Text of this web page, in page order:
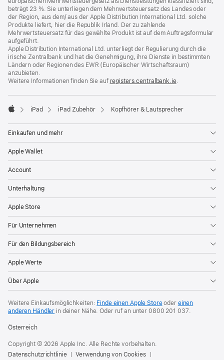
beträgt 23 %. Sie unterliegen dem Mehrwertsteuersatz des Landes oder
der Region, aus dem/ aus der Apple Distribution International Ltd. solche
Produkte liefert, hier die Republik Irland. Der zu zahlende
Mehrwertsteuersatz für das gewählte Produkt ist auf dem Auftragsformular
aufgeführt.
Apple Distribution International Ltd. unterliegt der Regulierung durch die
irische Zentralbank und hat die Genehmigung, ihre Dienste in bestimmten
Ländern oder Regionen des EWR (Europäischer Wirtschaftsraum)
anzubieten.
Weitere Informationen finden Sie auf registers.centralbank.ie(Öffnet
neues
.
iPad iPad Zubehör Kopfhörer & Lautsprecher
Einkaufen und mehr
Apple Wallet
Account
Unterhaltung
Apple Store
Für Unternehmen
Für den Bildungsbereich
Apple Werte
Über Apple
Weitere Einkaufsmöglichkeiten: Finde einen Apple Storeoder einen
anderen Händler in deiner Nähe. Oder ruf an unter0800 201 037.
Österreich
Copyright © 2026 Apple Inc. Alle Rechte vorbehalten.
Datenschutzrichtlinie
Verwendung von Cookies